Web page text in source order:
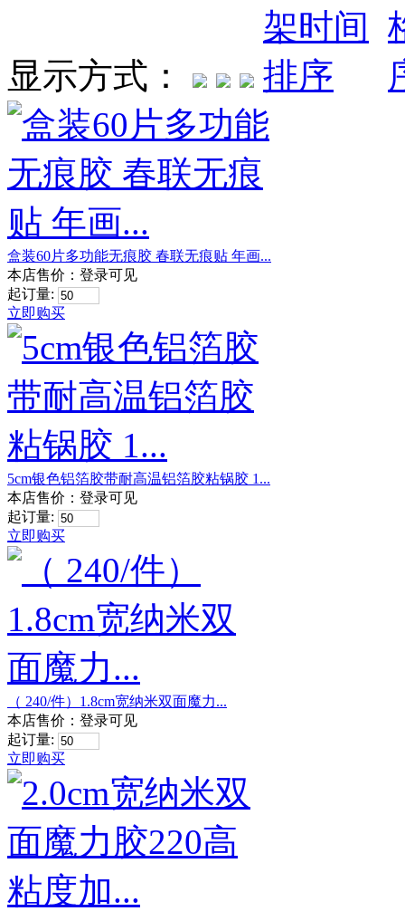
显示方式：
盒装60片多功能无痕胶 春联无痕贴 年画...
本店售价： 登录可见
起订量:
立即购买
5cm银色铝箔胶带耐高温铝箔胶粘锅胶 1...
本店售价： 登录可见
起订量:
立即购买
（ 240/件）1.8cm宽纳米双面魔力...
本店售价： 登录可见
起订量:
立即购买